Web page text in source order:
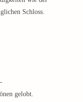
Schloss.
gelobt.